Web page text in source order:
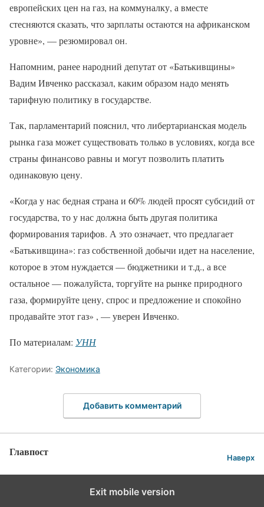
европейских цен на газ, на коммуналку, а вместе
стесняются сказать, что зарплаты остаются на африканском
уровне», — резюмировал он.
Напомним, ранее народний депутат от «Батькивщины»
Вадим Ивченко рассказал, каким образом надо менять
тарифную политику в государстве.
Так, парламентарий пояснил, что либертарианская модель
рынка газа может существовать только в условиях, когда все
страны финансово равны и могут позволить платить
одинаковую цену.
«Когда у нас бедная страна и 60% людей просят субсидий от
государства, то у нас должна быть другая политика
формирования тарифов. А это означает, что предлагает
«Батькивщина»: газ собственной добычи идет на население,
которое в этом нуждается — бюджетники и т.д., а все
остальное — пожалуйста, торгуйте на рынке природного
газа, формируйте цену, спрос и предложение и спокойно
продавайте этот газ» , — уверен Ивченко.
По материалам: УНН
Категории: Экономика
Добавить комментарий
Главпост Наверх
Exit mobile version